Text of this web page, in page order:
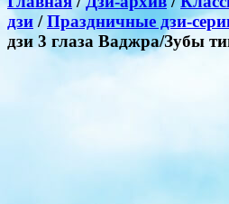
дзи /Праздничные дзи-
дзи 3 глаза Ваджра/Зубы